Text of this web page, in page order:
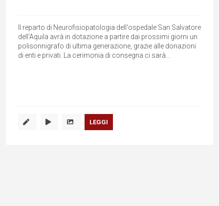
Il reparto di Neurofisiopatologia dell'ospedale San Salvatore
dell'Aquila avrà in dotazione a partire dai prossimi giorni un
polisonnigrafo di ultima generazione, grazie alle donazioni
di enti e privati. La cerimonia di consegna ci sarà...
LEGGI